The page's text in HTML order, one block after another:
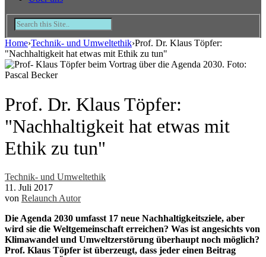
Home›Technik- und Umweltethik›Prof. Dr. Klaus Töpfer:
"Nachhaltigkeit hat etwas mit Ethik zu tun"
Prof. Dr. Klaus Töpfer:
"Nachhaltigkeit hat etwas mit
Ethik zu tun"
Technik- und Umweltethik
11. Juli 2017
von Relaunch Autor
Die Agenda 2030 umfasst 17 neue Nachhaltigkeitsziele, aber
wird sie die Weltgemeinschaft erreichen? Was ist angesichts von
Klimawandel und Umweltzerstörung überhaupt noch möglich?
Prof. Klaus Töpfer ist überzeugt, dass jeder einen Beitrag